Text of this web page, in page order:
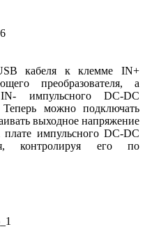
кабеля к клемме IN+
преобразователя, а
импульсного DC-DC
Теперь можно подключать
выходное напряжение
импульсного DC-DC
контролируя его по